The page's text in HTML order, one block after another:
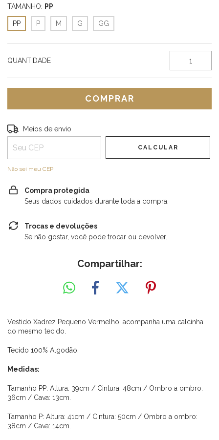
TAMANHO: PP
PP P M G GG
QUANTIDADE
Entregas para o CEP:
Meios de envio
CALCULAR
Não sei meu CEP
Compra protegida
Seus dados cuidados durante toda a compra.
Trocas e devoluções
Se não gostar, você pode trocar ou devolver.
Compartilhar:
Vestido Xadrez Pequeno Vermelho, acompanha uma calcinha
do mesmo tecido.
Tecido 100% Algodão.
Medidas:
Tamanho PP: Altura: 39cm / Cintura: 48cm / Ombro a ombro:
36cm / Cava: 13cm.
Tamanho P: Altura: 41cm / Cintura: 50cm / Ombro a ombro:
38cm / Cava: 14cm.